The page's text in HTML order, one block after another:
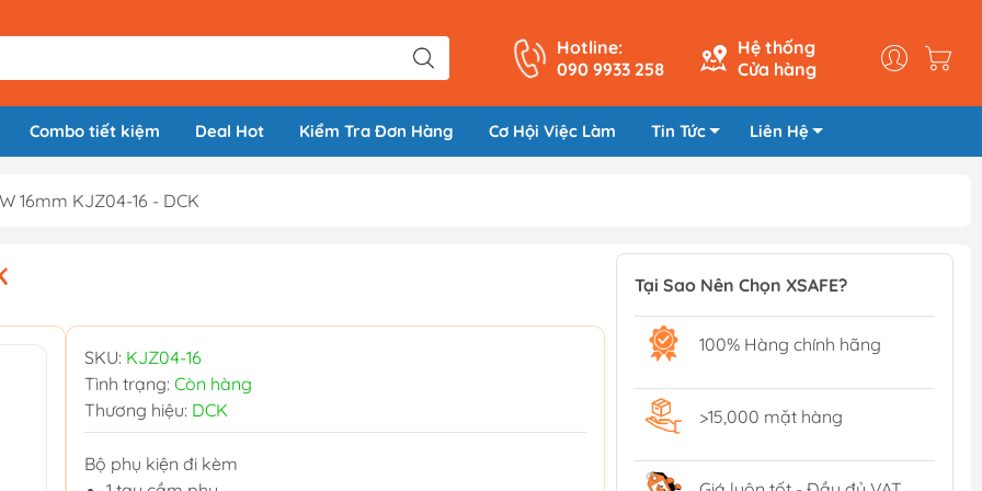
Hotline:
090 9933 258
Hệ thống
Cửa hàng
Combo tiết kiệm Deal Hot Kiểm Tra Đơn Hàng Cơ Hội Việc Làm Tin Tức Liên Hệ
16mm KJZ04-16 - DCK
SKU: KJZ04-16
Tình trạng: Còn hàng
Thương hiệu: DCK
Bộ phụ kiện đi kèm
Tại Sao Nên Chọn XSAFE?
100% Hàng chính hãng
>15,000 mặt hàng